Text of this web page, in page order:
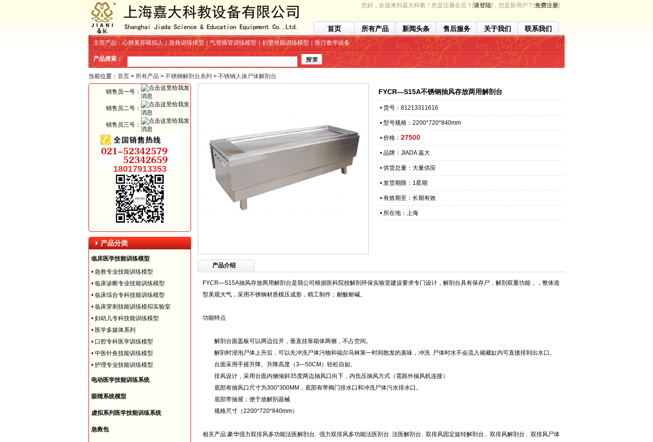
您好，欢迎来到嘉大科教！您是注册会员？[请登陆]，您是新用户？[免费注册]
首页 所有产品 新闻头条 售后服务 关于我们 联系我们
主营产品：心肺复苏模拟人｜急救训练模型｜气管插管训练模型｜妇婴技能训练模型｜医疗教学设备
产品搜索：
当前位置： 首页 > 所有产品 > 不锈钢解剖台糸列 > 不锈钢人体尸体解剖台
FYCR—S15A不锈钢抽风存放两用解剖台
• 货号：81213311616
• 型号规格：2200*720*840mm
• 价格： 27500
• 品牌：JIADA 嘉大
• 供货总量：大量供应
• 发货期限：1星期
• 有效期至：长期有效
• 所在地：上海
产品介绍
FYCR—S15A抽风存放两用解剖台是我公司根据医科院校解剖环保实验室建设要求专门设计，解剖台具有保存尸，解剖双重功能，，整体造
型美观大气，采用不锈钢材质模压成形，精工制作；耐酸耐碱。
功能特点
解剖台面盖板可以两边拉开，垂直挂靠箱体两侧，不占空间。
解剖时浸泡尸体上升后，可以先冲洗尸体污物和福尔马林第一时间散发的臭味，冲洗 尸体时水不会流入储藏缸内可直接排到出水口。
台面采用手摇升降。升降高度（3—50CM）轻松自如。
排风设计，采用台面内侧倾斜35度两边抽风口向下，内负压抽风方式（需跟外抽风机连接）
底部有抽风口尺寸为300*300MM，底部有带阀门排水口和冲洗尸体污水排水口。
底部带抽屉；便于放解剖器械
规格尺寸（2200*720*840mm）
相关产品:豪华强力双排风多功能法医解剖台. 强力双排风多功能法医剖台. 法医解剖台. 双排风固定旋转解剖台.. 双排风解剖台 . 双排风尸体
销售员一号：
销售员二号：
销售员三号：
18017913353
产品分类
临床医学技能训练模型
• 急救专业技能训练模型
• 临床诊断专业技能训练模型
• 临床综合专科技能训练模型
• 临床穿刺技能训练模拟实验室
• 妇幼儿专科技能训练模型
• 医学多媒体系列
• 口腔专科医学训练模型
• 中医针灸技能训练模型
• 护理专业技能训练模型
电动医学技能训练系统
眼睛系统模型
虚拟系列医学技能训练系统
急救包